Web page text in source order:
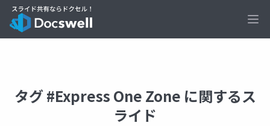
タグ #Express One Zone に関するス
ライド